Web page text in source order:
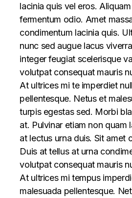
lacinia quis vel eros.
fermentum odio. Amet
condimentum lacinia quis.
nunc sed augue lacus
integer feugiat scelerisque
volutpat consequat mauris
At ultrices mi te imperdiet
pellentesque. Netus et
turpis egestas sed. Morbi
at. Pulvinar etiam non quam
at lectus urna duis. Sit amet
Duis at tellus at urna
volutpat consequat mauris
At ultrices mi tempus
malesuada pellentesque.